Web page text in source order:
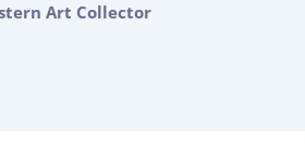
Art Collector